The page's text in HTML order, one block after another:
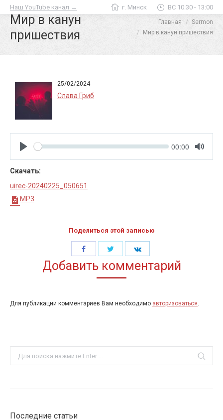
Наш YouTube канал → г. Минск ВС 10:30 - 13:00
Мир в канун
пришествия
Главная
Sermon
Мир в канун пришествия
25/02/2024
Слава Гриб
Seek Current
00:00
Скачать:
uirec-20240225_050651
MP3
Поделиться этой записью
Share
with
Facebook
with
Twitter
Share
with
Добавить комментарий
Для публикации комментариев Вам необходимо авторизоваться.
Последние статьи